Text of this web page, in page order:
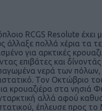
RCGS Resolute έχει
άλλαξε πολλά χέρια τα
για αρκτικές
επιβάτες και δίνοντάς
νερά των πόλων,
Τον Οκτώβριο
κρουαζιέρα στα νησιά
αλλά αφού
έπλευσε προς